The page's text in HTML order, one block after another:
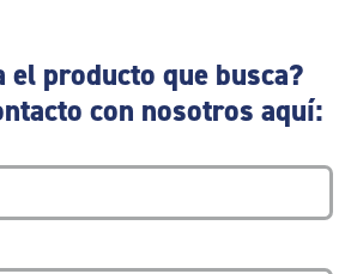
el producto que busca?
con nosotros aquí: